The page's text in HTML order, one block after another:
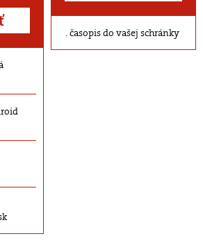
časopis do vašej schránky